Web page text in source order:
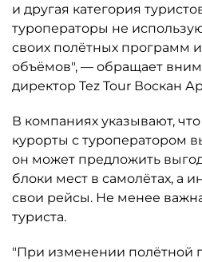
и другая категория
туроператоры не
своих полётных программ
объёмов", — обращает
директор Tez Tour Воскан
В компаниях указывают,
курорты с туроператором
он может предложить
блоки мест в самолётах, а
свои рейсы. Не менее
туриста.
"При изменении полётной